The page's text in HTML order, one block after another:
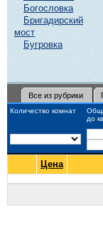
Богословка
Бригадирский
мост
Бугровка
Все из рубрики
Количество комнат
до
Цена